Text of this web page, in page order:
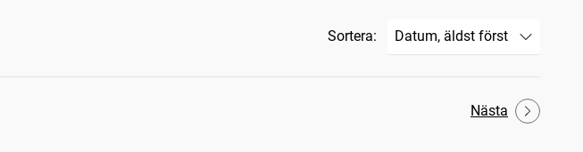
Sortera:
Nästa